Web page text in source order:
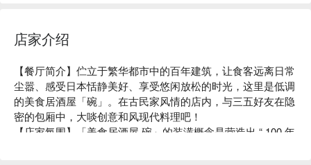
店家介绍
【餐厅简介】伫立于繁华都市中的百年建筑，让食客远离日常
尘嚣、感受日本恬静美好、享受悠闲放松的时光，这里是低调
的美食居酒屋「碗」。在古民家风情的店内，与三五好友在隐
密的包厢中，大啖创意和风现代料理吧！
【店家氛围】「美食居酒屋 碗」的装潢概念是营造出 “ 100 年